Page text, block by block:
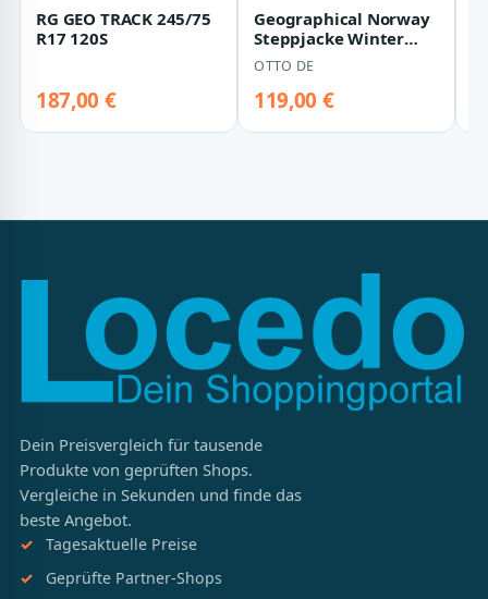
RG GEO TRACK 245/75
R17 120S
187,00 €
Geographical Norway
Steppjacke Winter
Jacke Parka
Steppjacke
Kapuzenja…
OTTO DE
119,00 €
Dein Preisvergleich für tausende
Produkte von geprüften Shops.
Vergleiche in Sekunden und finde das
beste Angebot.
Tagesaktuelle Preise
Geprüfte Partner-Shops